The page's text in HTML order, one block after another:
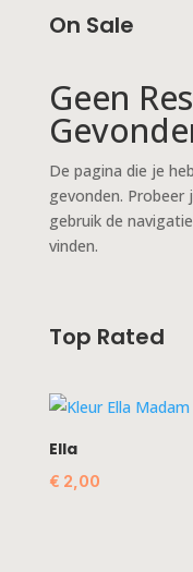
On Sale
Geen
De pagina die je
gevonden.
gebruik de
vinden.
Top Rated
Ella
€ 2,00